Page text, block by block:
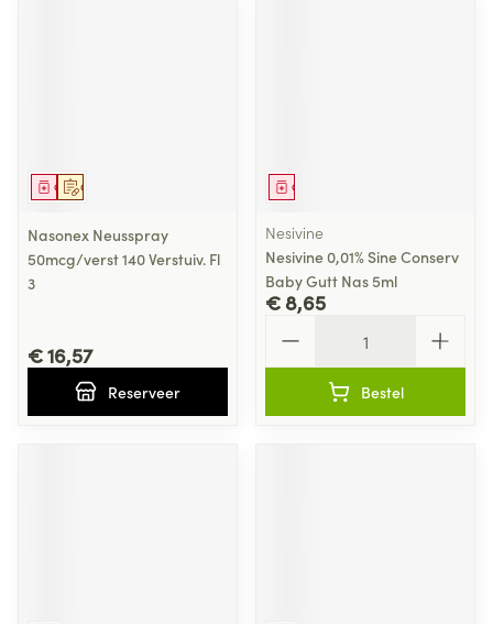
Op voorschrift
Geneesmiddel
Nasonex Neusspray
50mcg/verst 140 Verstuiv. Fl
3
€ 16,57
Reserveer
Geneesmiddel
Nesivine
Nesivine 0,01% Sine Conserv
Baby Gutt Nas 5ml
€ 8,65
Bestel